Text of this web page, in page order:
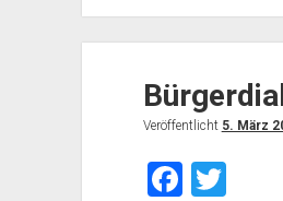
o
Veröffentlicht 5. März
F T